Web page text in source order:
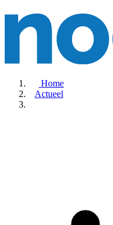
Home
Actueel